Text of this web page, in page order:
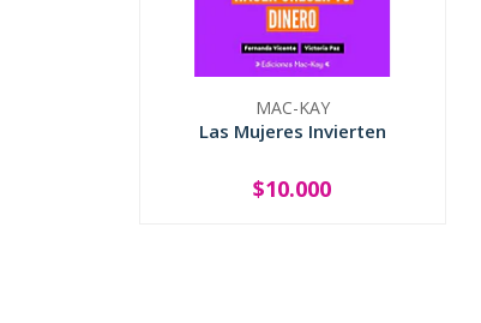
MAC-KAY
Las Mujeres Invierten
+
$10.000